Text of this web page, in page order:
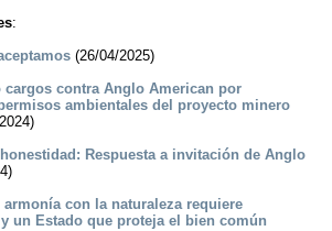
:
(26/04/2025)
cargos contra Anglo American por
ambientales del proyecto minero
Respuesta a invitación de Anglo
con la naturaleza requiere
un Estado que proteja el bien común